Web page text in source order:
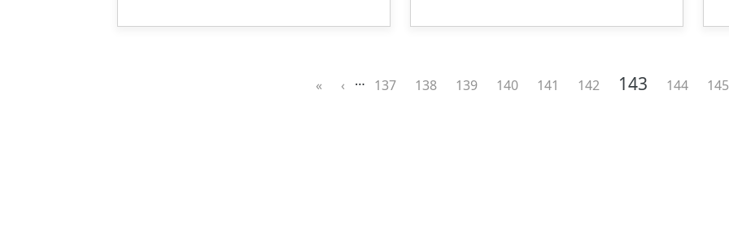
«« First
‹ ‹ Previous
… Page
137 Page
138 Page
139 Page
140 Page
141 Page
142 Aktuelle Seite
143 Page
144 Page
145